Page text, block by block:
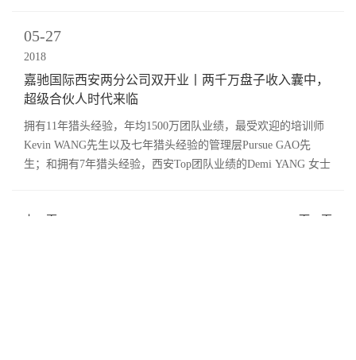
05-27
2018
嘉驰国际西安两分公司双开业丨两千万盘子收入囊中，
超级合伙人时代来临
拥有11年猎头经验，年均1500万团队业绩，最受欢迎的培训师
Kevin WANG先生以及七年猎头经验的管理层Pursue GAO先
生；和拥有7年猎头经验，西安Top团队业绩的Demi YANG 女士
上一页 下一页